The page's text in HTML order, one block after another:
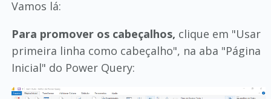
Vamos lá:
Para promover os cabeçalhos, clique em "Usar
primeira linha como cabeçalho", na aba "Página
Inicial" do Power Query: